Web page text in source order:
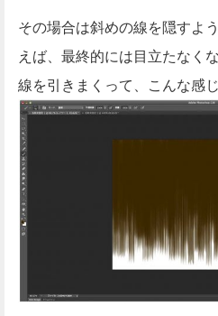
その場合は斜めの線を隠すよ
えば、最終的には目立たなくな
線を引きまくって、こんな感